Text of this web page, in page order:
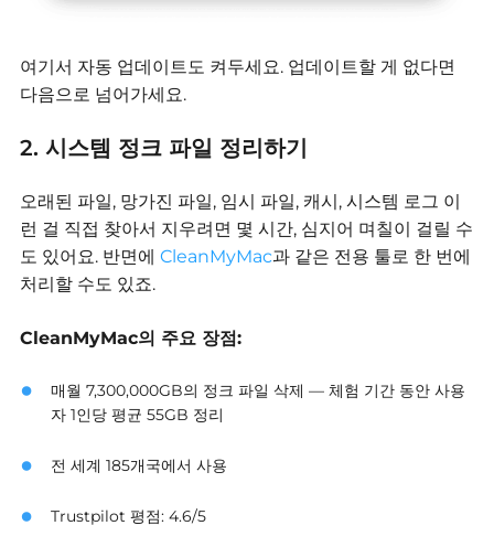
여기서 자동 업데이트도 켜두세요. 업데이트할 게 없다면
다음으로 넘어가세요.
2. 시스템 정크 파일 정리하기
오래된 파일, 망가진 파일, 임시 파일, 캐시, 시스템 로그 이
런 걸 직접 찾아서 지우려면 몇 시간, 심지어 며칠이 걸릴 수
도 있어요. 반면에 CleanMyMac과 같은 전용 툴로 한 번에
처리할 수도 있죠.
CleanMyMac의 주요 장점:
매월 7,300,000GB의 정크 파일 삭제 — 체험 기간 동안 사용
자 1인당 평균 55GB 정리
전 세계 185개국에서 사용
Trustpilot 평점: 4.6/5